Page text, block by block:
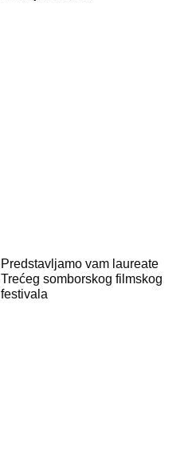
Predstavljamo vam laureate
Trećeg somborskog filmskog
festivala